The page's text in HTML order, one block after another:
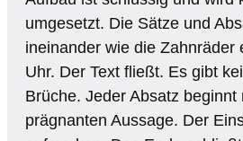
umgesetzt. Die Sätze und
ineinander wie die Zahnräder
Uhr. Der Text fließt. Es gibt
Brüche. Jeder Absatz beginnt
prägnanten Aussage. Der